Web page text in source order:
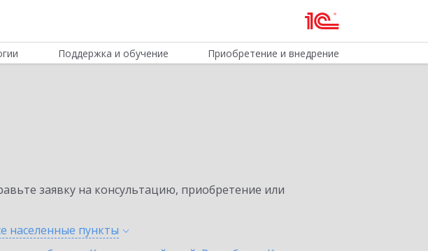
Поддержка и обучение Приобретение и внедрение
заявку на консультацию, приобретение или
населенные пункты